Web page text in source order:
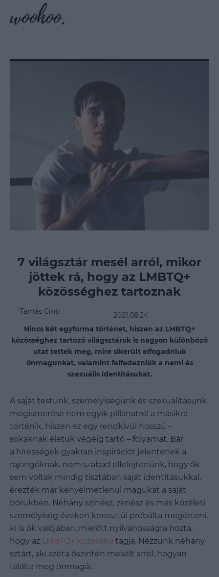
7 világsztár mesél arról, mikor
jöttek rá, hogy az LMBTQ+
közösséghez tartoznak
Tamás Cinti
2021.08.24
Nincs két egyforma történet, hiszen az LMBTQ+
közösséghez tartozó világsztárok is nagyon különböző
utat tettek meg, mire sikerült elfogadniuk
önmagunkat, valamint felfedezniük a nemi és
szexuális identitásukat.
A saját testünk, személyiségünk és szexualitásunk
megismerése nem egyik pillanatról a másikra
történik, hiszen ez egy rendkívül hosszú –
sokaknak életük végéig tartó – folyamat. Bár
a hírességek gyakran inspirációt jelentenek a
rajongóknak, nem szabad elfelejtenünk, hogy ők
sem voltak mindig tisztában saját identitásukkal,
érezték már kényelmetlenül magukat a saját
bőrükben. Néhány színész, zenész és más közéleti
személyiség éveken keresztül próbálta megérteni,
ki is ők valójában, mielőtt nyilvánosságra hozta,
hogy az LMBTQ+ közösség tagja. Nézzünk néhány
sztárt, aki azóta őszintén mesélt arról, hogyan
találta meg önmagát.